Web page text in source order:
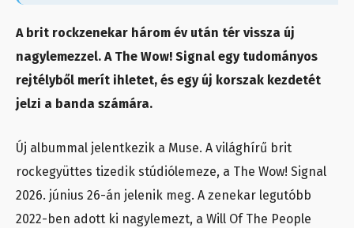
A brit rockzenekar három év után tér vissza új
nagylemezzel. A The Wow! Signal egy tudományos
rejtélyből merít ihletet, és egy új korszak kezdetét
jelzi a banda számára.
Új albummal jelentkezik a Muse. A világhírű brit
rockegyüttes tizedik stúdiólemeze, a The Wow! Signal
2026. június 26-án jelenik meg. A zenekar legutóbb
2022-ben adott ki nagylemezt, a Will Of The People